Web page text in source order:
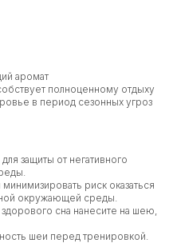
аромат
полноценному отдыху
в период сезонных угроз
защиты от негативного
риск оказаться
окружающей среды.
сна нанесите на шею,
шеи перед тренировкой.